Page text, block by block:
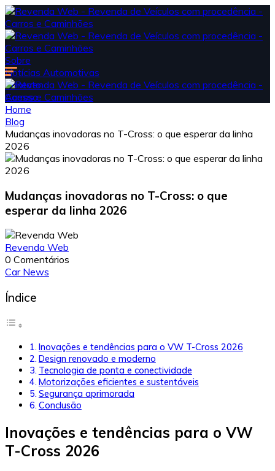
Sobre
Notícias Automotivas
Contato
Acesso
Home
Blog
Mudanças inovadoras no T-Cross: o que esperar da linha
2026
Mudanças inovadoras no T-Cross: o que
esperar da linha 2026
Revenda Web
0 Comentários
Car News
Índice
Inovações e tendências para o VW T-Cross 2026
Design renovado e moderno
Tecnologia de ponta e conectividade
Motorizações eficientes e sustentáveis
Segurança aprimorada
Conclusão
Inovações e tendências para o VW
T-Cross 2026